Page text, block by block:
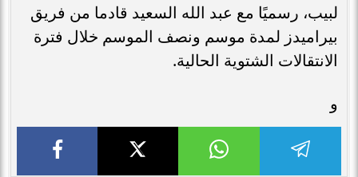
لبيب، رسميًا مع عبد الله السعيد قادما من فريق
بيراميدز لمدة موسم ونصف الموسم خلال فترة
الانتقالات الشتوية الحالية.
و